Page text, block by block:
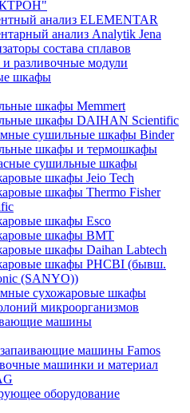
анализ ELEMENTAR
анализ Analytik Jena
состава сплавов
разливочные модули
шкафы
шкафы Memmert
шкафы DAIHAN Scientific
сушильные шкафы Binder
шкафы и термошкафы
сушильные шкафы
шкафы Jeio Tech
шкафы Thermo Fisher
шкафы Esco
шкафы BMT
шкафы Daihan Labtech
шкафы PHCBI (бывш.
(SANYO))
сухожаровые шкафы
микроорганизмов
машины
машины Famos
машинки и материал
оборудование